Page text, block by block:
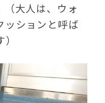
（大人は、ウォ
ッションと呼ば